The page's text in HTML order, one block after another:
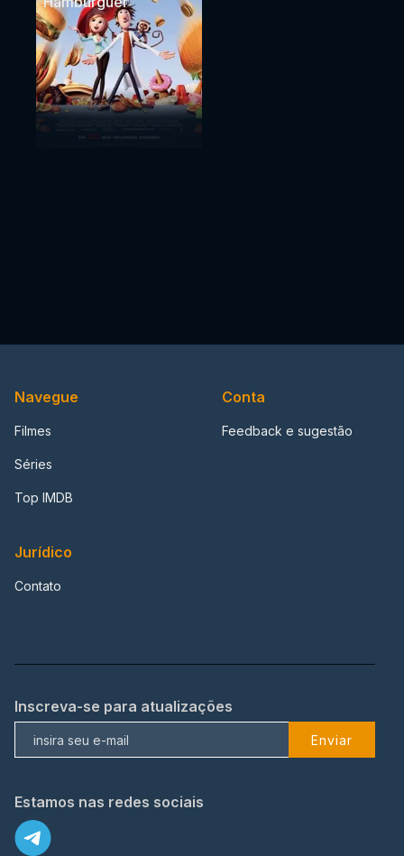
Navegue
Filmes
Séries
Top IMDB
Conta
Feedback e sugestão
Jurídico
Contato
Inscreva-se para atualizações
Enviar
Estamos nas redes sociais